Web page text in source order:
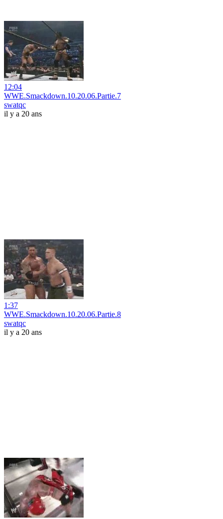
12:04
WWE.Smackdown.10.20.06.Partie.7
swatqc
il y a 20 ans
1:37
WWE.Smackdown.10.20.06.Partie.8
swatqc
il y a 20 ans